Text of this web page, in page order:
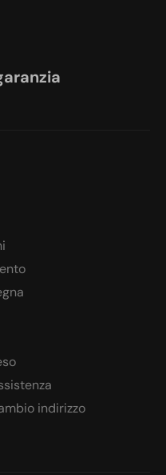
indirizzo